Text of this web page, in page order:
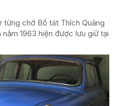
chở Bồ tát Thích Quảng
1963 hiện được lưu giữ tại